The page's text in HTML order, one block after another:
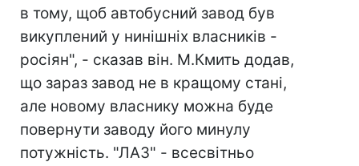
в тому, щоб автобусний завод був
викуплений у нинішніх власників -
росіян", - сказав він. М.Кмить додав,
що зараз завод не в кращому стані,
але новому власнику можна буде
повернути заводу його минулу
потужність. "ЛАЗ" - всесвітньо